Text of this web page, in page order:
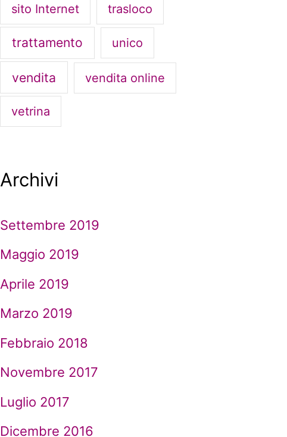
sito Internet trasloco
trattamento unico
vendita vendita online
vetrina
Archivi
Settembre 2019
Maggio 2019
Aprile 2019
Marzo 2019
Febbraio 2018
Novembre 2017
Luglio 2017
Dicembre 2016